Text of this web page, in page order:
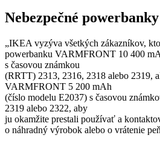
Nebezpečné powerbanky
„IKEA vyzýva všetkých zákazníkov,
powerbanku VARMFRONT 10 400
s časovou známkou
(RRTT) 2313, 2316, 2318 alebo 2319,
VARMFRONT 5 200 mAh
(číslo modelu E2037) s časovou
2319 alebo 2322, aby
ju okamžite prestali používať a
o náhradný výrobok alebo o vrátenie